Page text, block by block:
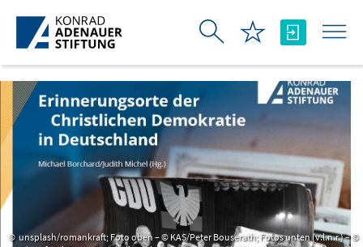
Skip to Main Content
unsplash/romankraft; Foto oben – © KAS/Peter Bouserath; Fotos unten (v.l.n.r.) – ©